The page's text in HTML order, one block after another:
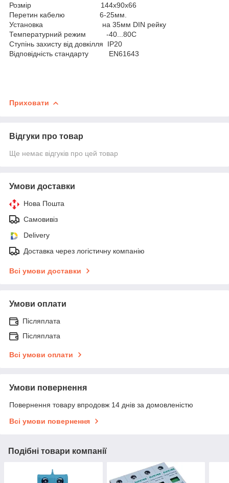
Розмір 144х90х66
Перетин кабелю 6-25мм.
Установка на 35мм DIN рейку
Температурний режим -40...80С
Ступінь захисту від довкілля IP20
Відповідність стандарту EN61643
Приховати
Відгуки про товар
Ще немає відгуків про цей товар
Умови доставки
Нова Пошта
Самовивіз
Delivery
Доставка через логістичну компанію
Всі умови доставки
Умови оплати
Післяплата
Післяплата
Всі умови оплати
Умови повернення
Повернення товару впродовж 14 днів за домовленістю
Всі умови повернення
Подібні товари компанії